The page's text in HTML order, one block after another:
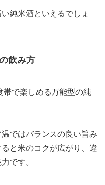
純米酒といえるでしょ
飲み方
帯で楽しめる万能型の純
ではバランスの良い旨み
と米のコクが広がり、違
です。